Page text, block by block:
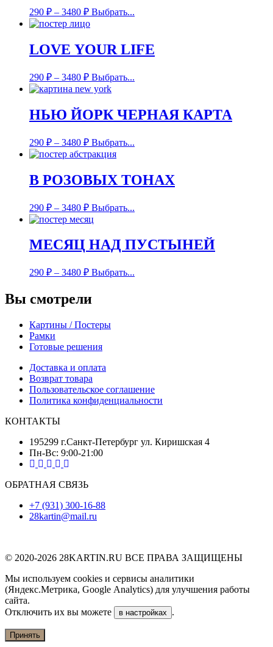
290 ₽ – 3480 ₽ Выбрать...
LOVE YOUR LIFE
290 ₽ – 3480 ₽ Выбрать...
НЬЮ ЙОРК ЧЕРНАЯ КАРТА
290 ₽ – 3480 ₽ Выбрать...
В РОЗОВЫХ ТОНАХ
290 ₽ – 3480 ₽ Выбрать...
МЕСЯЦ НАД ПУСТЫНЕЙ
290 ₽ – 3480 ₽ Выбрать...
Вы смотрели
Картины / Постеры
Рамки
Готовые решения
Доставка и оплата
Возврат товара
Пользовательское соглашение
Политика конфиденциальности
КОНТАКТЫ
195299 г.Санкт-Петербург ул. Киришская 4
Пн-Вс: 9:00-21:00
ОБРАТНАЯ СВЯЗЬ
+7 (931) 300-16-88
28kartin@mail.ru
© 2020-2026 28KARTIN.RU ВСЕ ПРАВА ЗАЩИЩЕНЫ
Мы используем cookies и сервисы аналитики
(Яндекс.Метрика, Google Analytics) для улучшения работы
сайта.
Отключить их вы можете
в настройках .
Принять